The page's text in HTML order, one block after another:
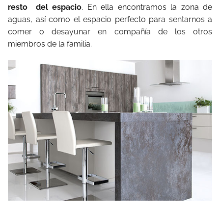
resto
del espacio. En ella encontramos la zona de
aguas, así como el espacio perfecto para sentarnos a
comer o desayunar en compañía de los otros
miembros de la familia.